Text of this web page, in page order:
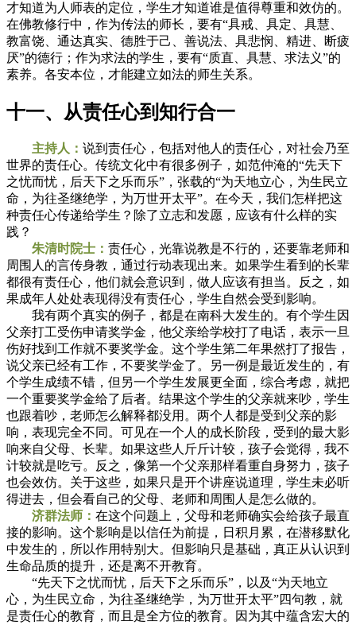
才知道为人师表的定位，学生才知道谁是值得尊重和效仿的。
在佛教修行中，作为传法的师长，要有“具戒、具定、具慧、
教富饶、通达真实、德胜于己、善说法、具悲悯、精进、断疲
厌”的德行；作为求法的学生，要有“质直、具慧、求法义”的
素养。各安本位，才能建立如法的师生关系。
十一、从责任心到知行合一
主持人： 说到责任心，包括对他人的责任心，对社会乃至
世界的责任心。传统文化中有很多例子，如范仲淹的“先天下
之忧而忧，后天下之乐而乐”，张载的“为天地立心，为生民立
命，为往圣继绝学，为万世开太平”。在今天，我们怎样把这
种责任心传递给学生？除了立志和发愿，应该有什么样的实
践？
朱清时院士： 责任心，光靠说教是不行的，还要靠老师和
周围人的言传身教，通过行动表现出来。如果学生看到的长辈
都很有责任心，他们就会意识到，做人应该有担当。反之，如
果成年人处处表现得没有责任心，学生自然会受到影响。
我有两个真实的例子，都是在南科大发生的。有个学生因
父亲打工受伤申请奖学金，他父亲给学校打了电话，表示一旦
伤好找到工作就不要奖学金。这个学生第二年果然打了报告，
说父亲已经有工作，不要奖学金了。另一例是最近发生的，有
个学生成绩不错，但另一个学生发展更全面，综合考虑，就把
一个重要奖学金给了后者。结果这个学生的父亲就来吵，学生
也跟着吵，老师怎么解释都没用。两个人都是受到父亲的影
响，表现完全不同。可见在一个人的成长阶段，受到的最大影
响来自父母、长辈。如果这些人斤斤计较，孩子会觉得，我不
计较就是吃亏。反之，像第一个父亲那样看重自身努力，孩子
也会效仿。关于这些，如果只是开个讲座说道理，学生未必听
得进去，但会看自己的父母、老师和周围人是怎么做的。
济群法师： 在这个问题上，父母和老师确实会给孩子最直
接的影响。这个影响是以信任为前提，日积月累，在潜移默化
中发生的，所以作用特别大。但影响只是基础，真正从认识到
生命品质的提升，还是离不开教育。
“先天下之忧而忧，后天下之乐而乐”，以及“为天地立
心，为生民立命，为往圣继绝学，为万世开太平”四句教，就
是责任心的教育，而且是全方位的教育。因为其中蕴含宏大的